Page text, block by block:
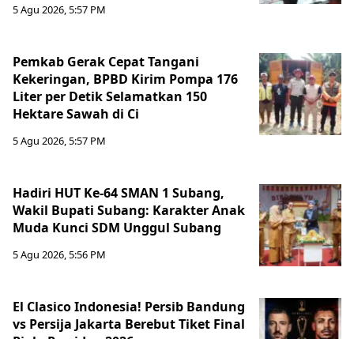
5 Agu 2026, 5:57 PM
Pemkab Gerak Cepat Tangani
Kekeringan, BPBD Kirim Pompa 176
Liter per Detik Selamatkan 150
Hektare Sawah di Ci
5 Agu 2026, 5:57 PM
Hadiri HUT Ke-64 SMAN 1 Subang,
Wakil Bupati Subang: Karakter Anak
Muda Kunci SDM Unggul Subang
5 Agu 2026, 5:56 PM
El Clasico Indonesia! Persib Bandung
vs Persija Jakarta Berebut Tiket Final